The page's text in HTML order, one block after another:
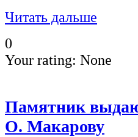
Читать дальше
0
Your rating: None
Памятник
О. Макарову